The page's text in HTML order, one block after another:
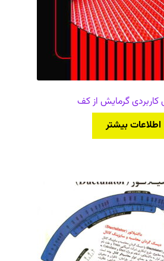
کاربردی گرمایش از کف
اطلاعات بیشتر